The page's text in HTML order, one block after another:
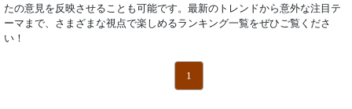
たの意見を反映させることも可能です。最新のトレンドから意外な注目テ
ーマまで、さまざまな視点で楽しめるランキング一覧をぜひご覧くださ
い！
1